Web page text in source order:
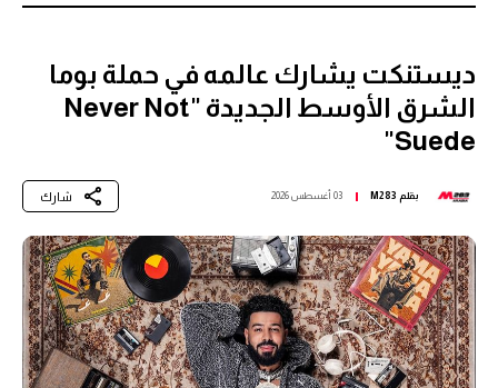
ديستنكت يشارك عالمه في حملة بوما
الشرق الأوسط الجديدة "Never Not
Suede"
بقلم M283 03 أغسطس 2026 شارك